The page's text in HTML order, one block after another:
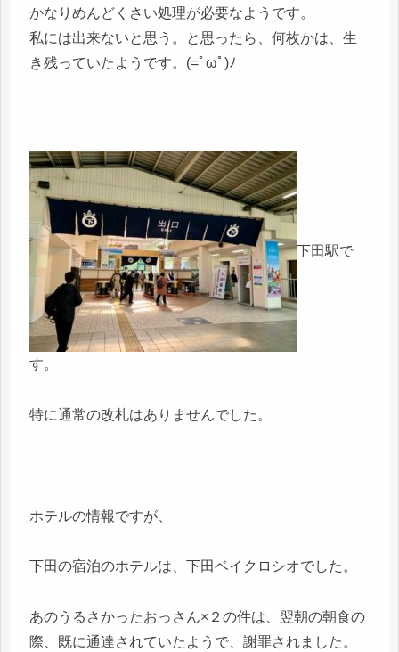
かなりめんどくさい処理が必要なようです。
私には出来ないと思う。と思ったら、何枚かは、生
き残っていたようです。(=ﾟωﾟ)ﾉ
下田駅で
す。
特に通常の改札はありませんでした。
ホテルの情報ですが、
下田の宿泊のホテルは、下田ベイクロシオでした。
あのうるさかったおっさん×２の件は、翌朝の朝食の
際、既に通達されていたようで、謝罪されました。